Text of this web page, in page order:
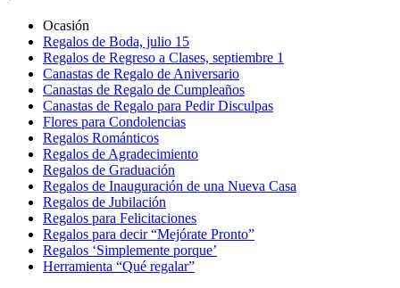
Ocasión
Regalos de Boda, julio 15
Regalos de Regreso a Clases, septiembre 1
Canastas de Regalo de Aniversario
Canastas de Regalo de Cumpleaños
Canastas de Regalo para Pedir Disculpas
Flores para Condolencias
Regalos Románticos
Regalos de Agradecimiento
Regalos de Graduación
Regalos de Inauguración de una Nueva Casa
Regalos de Jubilación
Regalos para Felicitaciones
Regalos para decir “Mejórate Pronto”
Regalos ‘Simplemente porque’
Herramienta “Qué regalar”